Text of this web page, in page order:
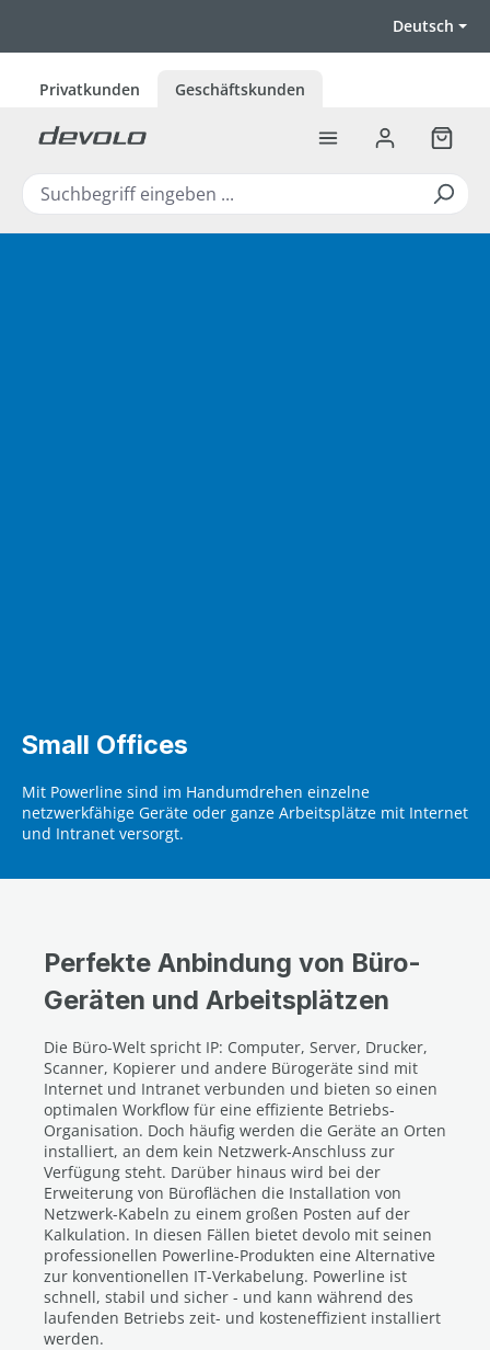
Deutsch
Privatkunden Geschäftskunden
Small Offices
Mit Powerline sind im Handumdrehen einzelne
netzwerkfähige Geräte oder ganze Arbeitsplätze mit Internet
und Intranet versorgt.
Perfekte Anbindung von Büro-
Geräten und Arbeitsplätzen
Die Büro-Welt spricht IP: Computer, Server, Drucker,
Scanner, Kopierer und andere Bürogeräte sind mit
Internet und Intranet verbunden und bieten so einen
optimalen Workflow für eine effiziente Betriebs-
Organisation. Doch häufig werden die Geräte an Orten
installiert, an dem kein Netzwerk-Anschluss zur
Verfügung steht. Darüber hinaus wird bei der
Erweiterung von Büroflächen die Installation von
Netzwerk-Kabeln zu einem großen Posten auf der
Kalkulation. In diesen Fällen bietet devolo mit seinen
professionellen Powerline-Produkten eine Alternative
zur konventionellen IT-Verkabelung. Powerline ist
schnell, stabil und sicher - und kann während des
laufenden Betriebs zeit- und kosteneffizient installiert
werden.